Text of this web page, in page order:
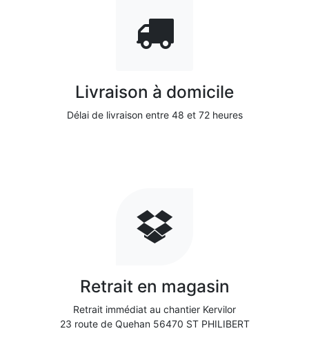
Livraison à domicile
Délai de livraison entre 48 et 72 heures
Retrait en magasin
Retrait immédiat au chantier Kervilor
23 route de Quehan 56470 ST PHILIBERT